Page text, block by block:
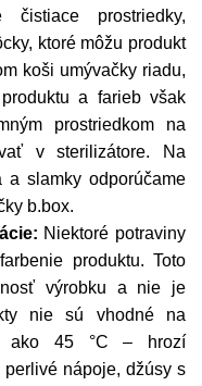
čistiace prostriedky,
ktoré môžu produkt
koši umývačky riadu,
a farieb však
prostriedkom na
v sterilizátore. Na
a slamky odporúčame
b.box.
Niektoré potraviny
produktu. Toto
výrobku a nie je
nie sú vhodné na
ako 45 °C – hrozí
nápoje, džúsy s